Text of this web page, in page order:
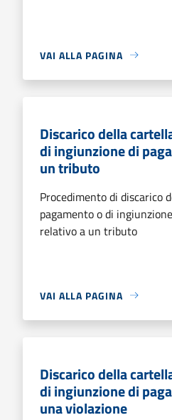
VAI ALLA PAGINA
Discarico della
di ingiunzione di
un tributo
Procedimento di discarico
pagamento o di
relativo a un tributo
VAI ALLA PAGINA
Discarico della
di ingiunzione di
una violazione